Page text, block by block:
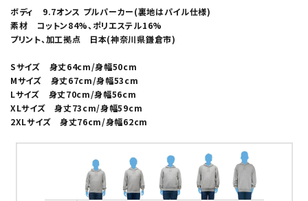
ボディ 9.7オンス プルパーカー(裏地はパイル仕様)
素材 コットン84%、ポリエステル16%
プリント、加工拠点 日本(神奈川県鎌倉市)
Sサイズ 身丈64cm/身幅50cm
Mサイズ 身丈67cm/身幅53cm
Lサイズ 身丈70cm/身幅56cm
XLサイズ 身丈73cm/身幅59cm
2XLサイズ 身丈76cm/身幅62cm